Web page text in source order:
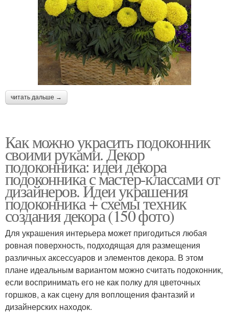
читать дальше →
Как можно украсить подоконник
своими руками. Декор
подоконника: идеи декора
подоконника с мастер-классами от
дизайнеров. Идеи украшения
подоконника + схемы техник
создания декора (150 фото)
Для украшения интерьера может пригодиться любая
ровная поверхность, подходящая для размещения
различных аксессуаров и элементов декора. В этом
плане идеальным вариантом можно считать подоконник,
если воспринимать его не как полку для цветочных
горшков, а как сцену для воплощения фантазий и
дизайнерских находок.